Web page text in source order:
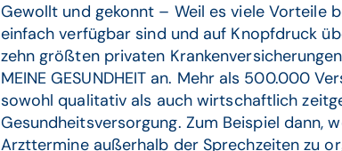
Gewollt und gekonnt – Weil es viele Vorteile
einfach verfügbar sind und auf Knopfdruck
zehn größten privaten
MEINE GESUNDHEIT an. Mehr als 500.000
sowohl qualitativ als auch wirtschaftlich
Gesundheitsversorgung. Zum Beispiel dann,
Arzttermine außerhalb der Sprechzeiten zu